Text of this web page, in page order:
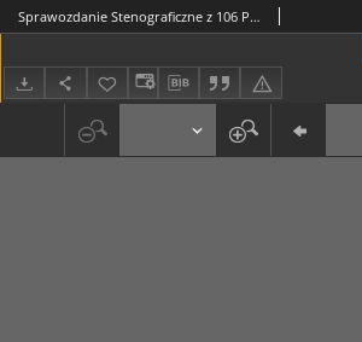
Sprawozdanie Stenograficzne z 106 Posiedzenia Sejmu Ustawodawczego z dnia 19 grudnia 1919 r.